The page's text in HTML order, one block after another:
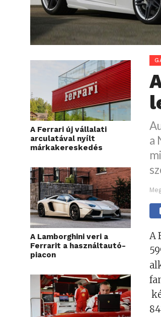
A Ferrari új vállalati
arculatával nyílt
márkakereskedés
A Lamborghini veri a
Ferrarit a használtautó-
piacon
a
A